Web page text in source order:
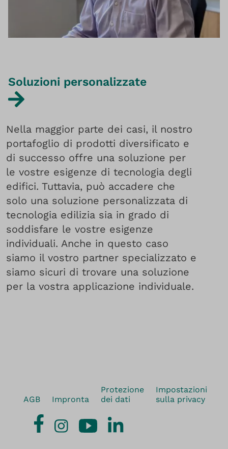
Soluzioni personalizzate
Nella maggior parte dei casi, il nostro
portafoglio di prodotti diversificato e
di successo offre una soluzione per
le vostre esigenze di tecnologia degli
edifici. Tuttavia, può accadere che
solo una soluzione personalizzata di
tecnologia edilizia sia in grado di
soddisfare le vostre esigenze
individuali. Anche in questo caso
siamo il vostro partner specializzato e
siamo sicuri di trovare una soluzione
per la vostra applicazione individuale.
AGB Impronta
Protezione
dei dati
Impostazioni
sulla privacy